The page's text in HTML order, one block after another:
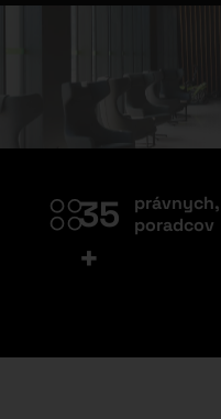
35
+
poradcov